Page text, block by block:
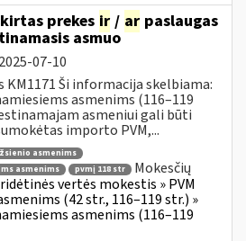
prekes ir / ar paslaugas
asmuo
2025-07-10
Ši informacija skelbiama:
asmenims (116–119
asmeniui gali būti
importo PVM,...
asmenims
asmenims
pvmį 118 str
Mokesčių
vertės mokestis » PVM
(42 str., 116–119 str.) »
asmenims (116–119